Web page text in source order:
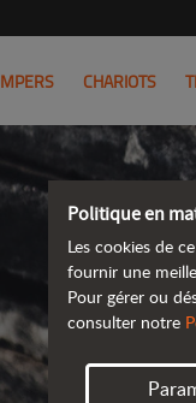
CHARIOTS
Politique en
Les cookies de
fournir une
Pour gérer ou
consulter notre